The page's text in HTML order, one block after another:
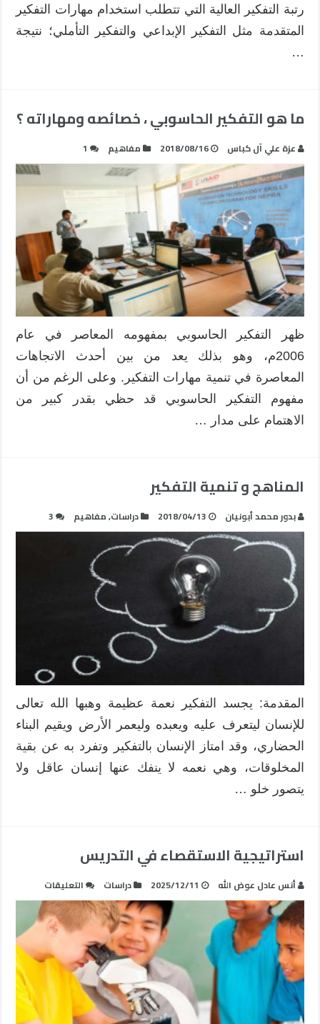
رتبة التفكير العالية التي تتطلب استخدام مهارات التفكير
المتقدمة مثل التفكير الإبداعي والتفكير التأملي؛ نتيجة
…
ما هو التفكير الحاسوبي ، خصائصه ومهاراته ؟
عزة علي آل كباس 2018/08/16 مفاهيم 1
ظهر التفكير الحاسوبي بمفهومه المعاصر في عام
2006م، وهو بذلك يعد من بين أحدث الاتجاهات
المعاصرة في تنمية مهارات التفكير. وعلى الرغم من أن
مفهوم التفكير الحاسوبي قد حظي بقدر كبير من
الاهتمام على مدار …
المناهج و تنمية التفكير
بدور محمد أبونيان 2018/04/13 دراسات,مفاهيم 3
المقدمة: يجسد التفكير نعمة عظيمة وهبها الله تعالى
للإنسان ليتعرف عليه ويعبده وليعمر الأرض ويقيم البناء
الحضاري، وقد امتاز الإنسان بالتفكير وتفرد به عن بقية
المخلوقات، وهي نعمه لا ينفك عنها إنسان عاقل ولا
يتصور خلو …
استراتيجية الاستقصاء في التدريس
أنس عادل عوض الله 2025/12/11 دراسات التعليقات
استراتيجية
الاستقصاء
التدريس
مغلقة